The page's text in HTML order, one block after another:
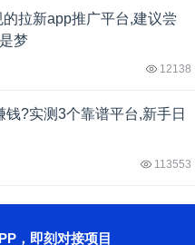
拉新app推广平台,建议尝
梦
12138
?实测3个靠谱平台,新手日
113553
，即刻对接项目